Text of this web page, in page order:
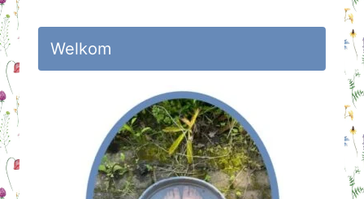
Welkom